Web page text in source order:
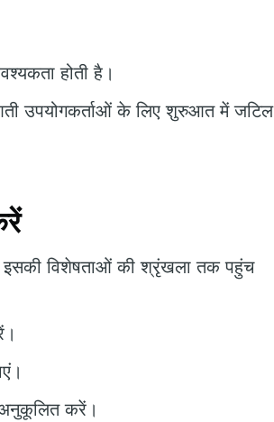
होती है।
उपयोगकर्ताओं के लिए शुरुआत में जटिल
विशेषताओं की श्रृंखला तक पहुंच
अनुकूलित करें।